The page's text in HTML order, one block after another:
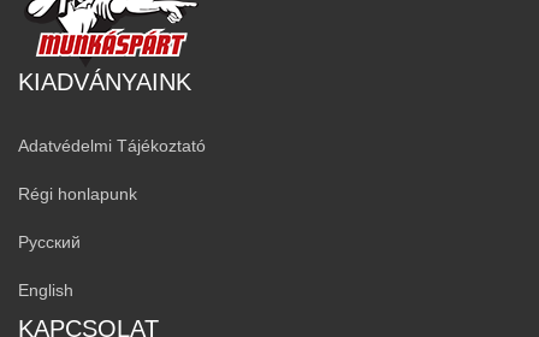
KIADVÁNYAINK
Adatvédelmi Tájékoztató
Régi honlapunk
Русский
English
KAPCSOLAT